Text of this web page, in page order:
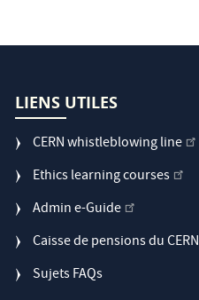
LIENS UTILES
CERN whistleblowing line
Ethics learning courses
Admin e-Guide
Caisse de pensions du CERN
Sujets FAQs